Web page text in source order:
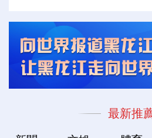
最新推